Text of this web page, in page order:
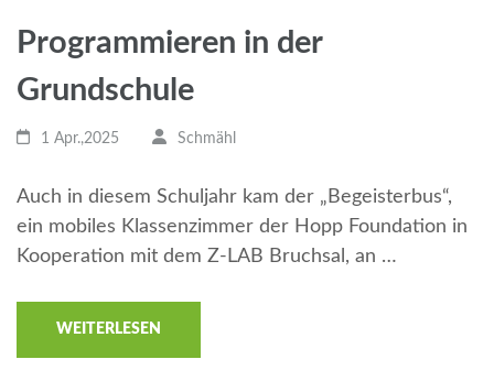
Programmieren in der
Grundschule
1 Apr.,2025 Schmähl
Auch in diesem Schuljahr kam der „Begeisterbus“,
ein mobiles Klassenzimmer der Hopp Foundation in
Kooperation mit dem Z-LAB Bruchsal, an …
WEITERLESEN